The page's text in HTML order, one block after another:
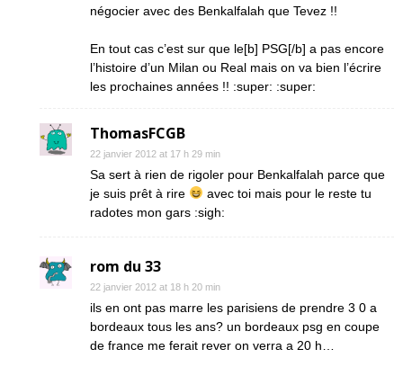
négocier avec des Benkalfalah que Tevez !!
En tout cas c’est sur que le[b] PSG[/b] a pas encore
l’histoire d’un Milan ou Real mais on va bien l’écrire
les prochaines années !! :super: :super:
ThomasFCGB
22 janvier 2012 at 17 h 29 min
Sa sert à rien de rigoler pour Benkalfalah parce que
je suis prêt à rire
avec toi mais pour le reste tu
radotes mon gars :sigh:
rom du 33
22 janvier 2012 at 18 h 20 min
ils en ont pas marre les parisiens de prendre 3 0 a
bordeaux tous les ans? un bordeaux psg en coupe
de france me ferait rever on verra a 20 h…